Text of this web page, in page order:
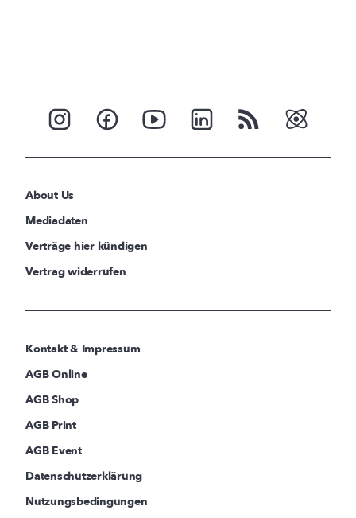
About Us
Mediadaten
Verträge hier kündigen
Vertrag widerrufen
Kontakt & Impressum
AGB Online
AGB Shop
AGB Print
AGB Event
Datenschutzerklärung
Nutzungsbedingungen